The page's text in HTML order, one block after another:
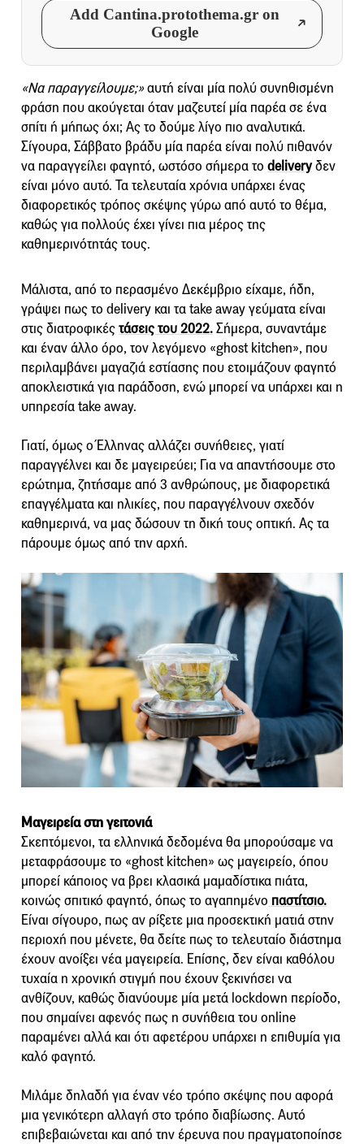
Add Cantina.protothema.gr on
Google
«Να παραγγείλουμε;»αυτή είναι μία πολύ συνηθισμένη
φράση που ακούγεται όταν μαζευτεί μία παρέα σε ένα
σπίτι ή μήπως όχι; Ας το δούμε λίγο πιο αναλυτικά.
Σίγουρα, Σάββατο βράδυ μία παρέα είναι πολύ πιθανόν
να παραγγείλει φαγητό, ωστόσο σήμερα το deliveryδεν
είναι μόνο αυτό. Τα τελευταία χρόνια υπάρχει ένας
διαφορετικός τρόπος σκέψης γύρω από αυτό το θέμα,
καθώς για πολλούς έχει γίνει πια μέρος της
καθημερινότητάς τους.
Μάλιστα, από το περασμένο Δεκέμβριο είχαμε, ήδη,
γράψει πως το delivery και τα take away γεύματα είναι
στις διατροφικέςτάσεις του 2022.Σήμερα, συναντάμε
και έναν άλλο όρο, τον λεγόμενο «ghost kitchen», που
περιλαμβάνει μαγαζιά εστίασης που ετοιμάζουν φαγητό
αποκλειστικά για παράδοση, ενώ μπορεί να υπάρχει και η
υπηρεσία take away.
Γιατί, όμως ο Έλληνας αλλάζει συνήθειες, γιατί
παραγγέλνει και δε μαγειρεύει; Για να απαντήσουμε στο
ερώτημα, ζητήσαμε από 3 ανθρώπους, με διαφορετικά
επαγγέλματα και ηλικίες, που παραγγέλνουν σχεδόν
καθημερινά, να μας δώσουν τη δική τους οπτική. Ας τα
πάρουμε όμως από την αρχή.
Μαγειρεία στη γειτονιά
Σκεπτόμενοι, τα ελληνικά δεδομένα θα μπορούσαμε να
μεταφράσουμε το «ghost kitchen» ως μαγειρείο, όπου
μπορεί κάποιος να βρει κλασικά μαμαδίστικα πιάτα,
κοινώς σπιτικό φαγητό, όπως το αγαπημένο παστίτσιο.
Είναι σίγουρο, πως αν ρίξετε μια προσεκτική ματιά στην
περιοχή που μένετε, θα δείτε πως το τελευταίο διάστημα
έχουν ανοίξει νέα μαγειρεία. Επίσης, δεν είναι καθόλου
τυχαία η χρονική στιγμή που έχουν ξεκινήσει να
ανθίζουν, καθώς διανύουμε μία μετά lockdown περίοδο,
που σημαίνει αφενός πως η συνήθεια του online
παραμένει αλλά και ότι αφετέρου υπάρχει η επιθυμία για
καλό φαγητό.
Μιλάμε δηλαδή για έναν νέο τρόπο σκέψης που αφορά
μια γενικότερη αλλαγή στο τρόπο διαβίωσης. Αυτό
επιβεβαιώνεται και από την έρευνα που πραγματοποίησε